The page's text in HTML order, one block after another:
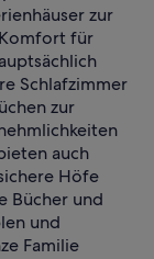
zur
für
Schlafzimmer
zur
auch
Höfe
Bücher und
und
Familie